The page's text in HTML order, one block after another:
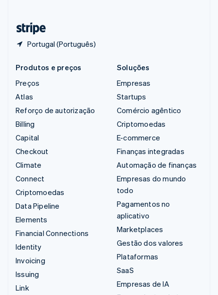
Portugal (Português)
Produtos e preços
Preços
Atlas
Reforço de autorização
Billing
Capital
Checkout
Climate
Connect
Criptomoedas
Data Pipeline
Elements
Financial Connections
Identity
Invoicing
Issuing
Link
Soluções
Empresas
Startups
Comércio agêntico
Criptomoedas
E-commerce
Finanças integradas
Automação de finanças
Empresas do mundo
todo
Pagamentos no
aplicativo
Marketplaces
Gestão dos valores
Plataformas
SaaS
Empresas de IA